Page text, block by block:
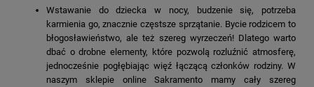
Wstawanie do dziecka w nocy, budzenie się, potrzeba
karmienia go, znacznie częstsze sprzątanie. Bycie rodzicem to
błogosławieństwo, ale też szereg wyrzeczeń! Dlatego warto
dbać o drobne elementy, które pozwolą rozluźnić atmosferę,
jednocześnie pogłębiając więź łączącą członków rodziny. W
naszym sklepie online Sakramento mamy cały szereg